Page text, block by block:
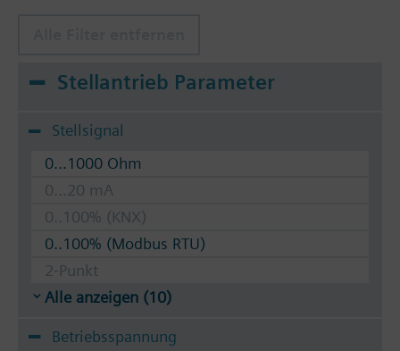
Stellantrieb Parameter
Stellsignal
0...1000 Ohm
0...20 mA
0..100% (KNX)
0..100% (Modbus RTU)
2-Punkt
Alle anzeigen (10)
Betriebsspannung